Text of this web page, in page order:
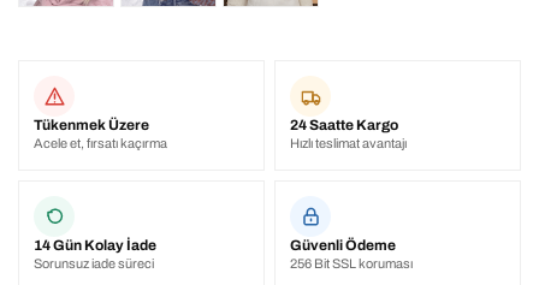
Tükenmek Üzere
Acele et, fırsatı kaçırma
24 Saatte Kargo
Hızlı teslimat avantajı
14 Gün Kolay İade
Sorunsuz iade süreci
Güvenli Ödeme
256 Bit SSL koruması